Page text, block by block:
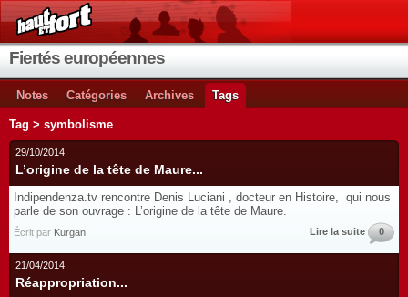
Fiertés européennes
Notes Catégories Archives Tags
Tag > symbolisme
29/10/2014
L’origine de la tête de Maure...
Indipendenza.tv rencontre Denis Luciani , docteur en Histoire, qui nous
parle de son ouvrage : L’origine de la tête de Maure.
Écrit par Kurgan Lire la suite 0
21/04/2014
Réappropriation...